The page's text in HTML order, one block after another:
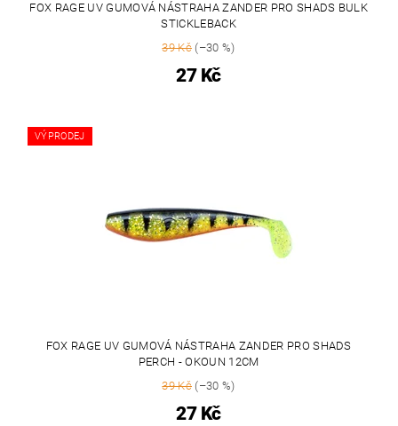
FOX RAGE UV GUMOVÁ NÁSTRAHA ZANDER PRO SHADS BULK
STICKLEBACK
39 Kč (–30 %)
27 Kč
VÝPRODEJ
FOX RAGE UV GUMOVÁ NÁSTRAHA ZANDER PRO SHADS
PERCH - OKOUN 12CM
39 Kč (–30 %)
27 Kč